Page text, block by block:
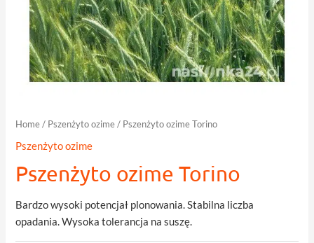
Home/ Pszenżyto ozime/ Pszenżyto ozime Torino
Pszenżyto ozime
Pszenżyto ozime Torino
Bardzo wysoki potencjał plonowania. Stabilna liczba
opadania. Wysoka tolerancja na suszę.